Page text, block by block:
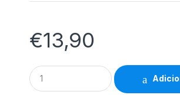
€13,90
Toner
Comp.
Canon